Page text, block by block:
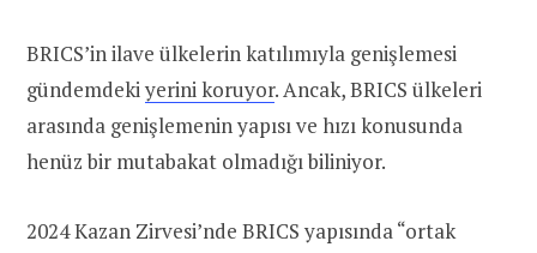
BRICS’in ilave ülkelerin katılımıyla genişlemesi
gündemdekiyerini koruyor. Ancak, BRICS ülkeleri
arasında genişlemenin yapısı ve hızı konusunda
henüz bir mutabakat olmadığı biliniyor.
2024 Kazan Zirvesi’nde BRICS yapısında “ortak